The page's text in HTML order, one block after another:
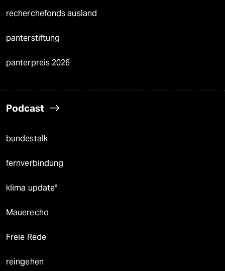
recherchefonds ausland
panterstiftung
panterpreis 2026
Podcast
bundestalk
fernverbindung
klima update°
Mauerecho
Freie Rede
reingehen